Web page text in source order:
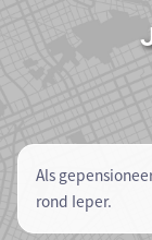
Als
rond Ieper.